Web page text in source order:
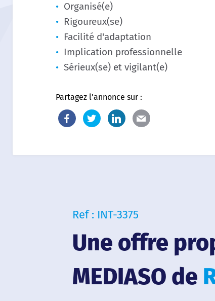
Organisé(e)
Rigoureux(se)
Facilité d'adaptation
Implication professionnelle
Sérieux(se) et vigilant(e)
Partagez l'annonce sur :
Ref : INT-3375
Une offre
MEDIASO de